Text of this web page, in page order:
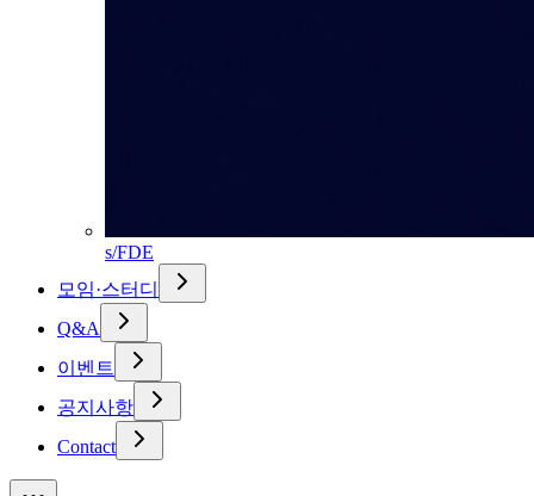
s/FDE
모임·스터디
Q&A
이벤트
공지사항
Contact